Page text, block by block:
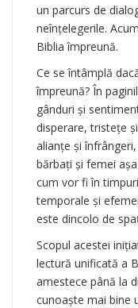
un parcurs de
neînţelegerile.
Biblia împreună.
Ce se întâmplă
împreună? În
gânduri şi
disperare, tristeţe
alianţe şi
bărbaţi şi femei
cum vor fi în
temporale şi
este dincolo de
Scopul acestei
lectură unificată a
amestece până la
cunoaşte mai bine